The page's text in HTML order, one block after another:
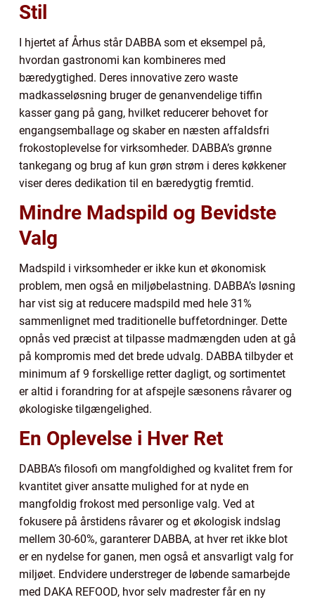
Stil
I hjertet af Århus står DABBA som et eksempel på,
hvordan gastronomi kan kombineres med
bæredygtighed. Deres innovative zero waste
madkasseløsning bruger de genanvendelige tiffin
kasser gang på gang, hvilket reducerer behovet for
engangsemballage og skaber en næsten affaldsfri
frokostoplevelse for virksomheder. DABBA’s grønne
tankegang og brug af kun grøn strøm i deres køkkener
viser deres dedikation til en bæredygtig fremtid.
Mindre Madspild og Bevidste
Valg
Madspild i virksomheder er ikke kun et økonomisk
problem, men også en miljøbelastning. DABBA’s løsning
har vist sig at reducere madspild med hele 31%
sammenlignet med traditionelle buffetordninger. Dette
opnås ved præcist at tilpasse madmængden uden at gå
på kompromis med det brede udvalg. DABBA tilbyder et
minimum af 9 forskellige retter dagligt, og sortimentet
er altid i forandring for at afspejle sæsonens råvarer og
økologiske tilgængelighed.
En Oplevelse i Hver Ret
DABBA’s filosofi om mangfoldighed og kvalitet frem for
kvantitet giver ansatte mulighed for at nyde en
mangfoldig frokost med personlige valg. Ved at
fokusere på årstidens råvarer og et økologisk indslag
mellem 30-60%, garanterer DABBA, at hver ret ikke blot
er en nydelse for ganen, men også et ansvarligt valg for
miljøet. Endvidere understreger de løbende samarbejde
med DAKA REFOOD, hvor selv madrester får en ny